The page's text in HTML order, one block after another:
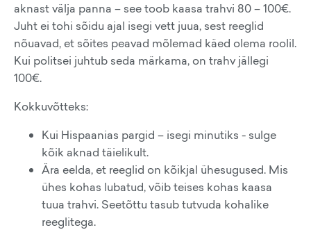
aknast välja panna – see toob kaasa trahvi 80 – 100€.
Juht ei tohi sõidu ajal isegi vett juua, sest reeglid
nõuavad, et sõites peavad mõlemad käed olema roolil.
Kui politsei juhtub seda märkama, on trahv jällegi
100€.
Kokkuvõtteks:
Kui Hispaanias pargid – isegi minutiks - sulge
kõik aknad täielikult.
Ära eelda, et reeglid on kõikjal ühesugused. Mis
ühes kohas lubatud, võib teises kohas kaasa
tuua trahvi. Seetõttu tasub tutvuda kohalike
reeglitega.